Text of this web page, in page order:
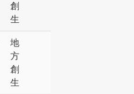
創
生
地
方
創
生